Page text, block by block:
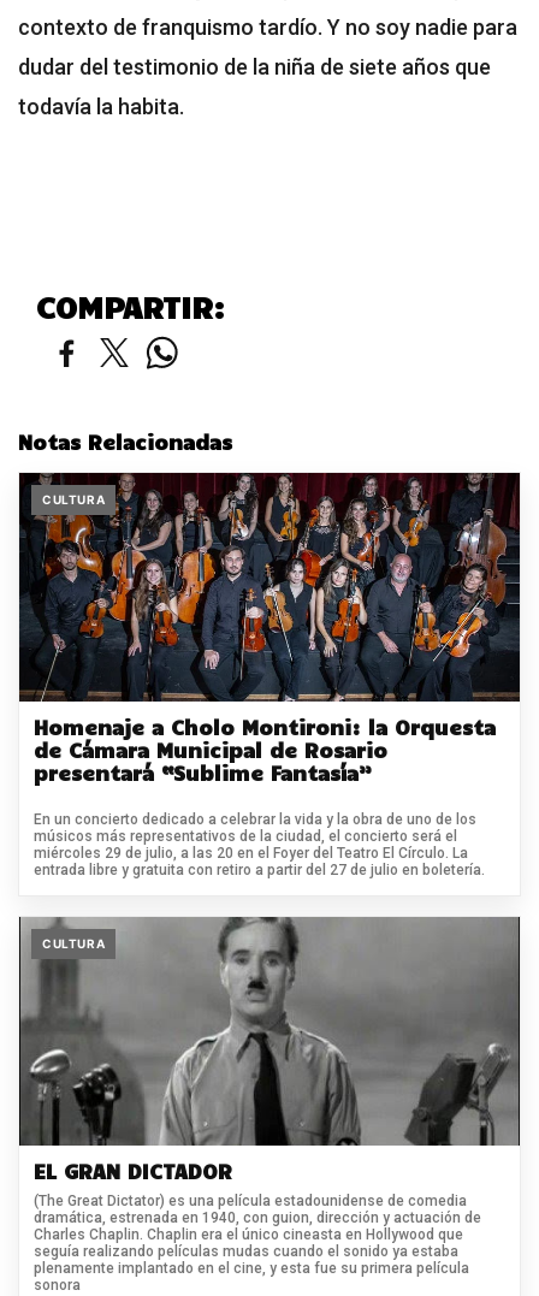
contexto de franquismo tardío. Y no soy nadie para
dudar del testimonio de la niña de siete años que
todavía la habita.
COMPARTIR:
Notas Relacionadas
CULTURA
Homenaje a Cholo Montironi: la Orquesta
de Cámara Municipal de Rosario
presentará “Sublime Fantasía”
En un concierto dedicado a celebrar la vida y la obra de uno de los
músicos más representativos de la ciudad, el concierto será el
miércoles 29 de julio, a las 20 en el Foyer del Teatro El Círculo. La
entrada libre y gratuita con retiro a partir del 27 de julio en boletería.
CULTURA
EL GRAN DICTADOR
(The Great Dictator) es una película estadounidense de comedia
dramática, estrenada en 1940, con guion, dirección y actuación de
Charles Chaplin. Chaplin era el único cineasta en Hollywood que
seguía realizando películas mudas cuando el sonido ya estaba
plenamente implantado en el cine, y esta fue su primera película
sonora